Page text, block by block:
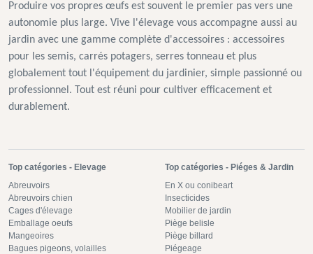
Produire vos propres œufs est souvent le premier pas vers une
autonomie plus large. Vive l'élevage vous accompagne aussi au
jardin avec une gamme complète d'accessoires : accessoires
pour les semis, carrés potagers, serres tonneau et plus
globalement tout l'équipement du jardinier, simple passionné ou
professionnel. Tout est réuni pour cultiver efficacement et
durablement.
Top catégories - Elevage
Abreuvoirs
Abreuvoirs chien
Cages d'élevage
Emballage oeufs
Mangeoires
Bagues pigeons, volailles
Top catégories - Piéges & Jardin
En X ou conibeart
Insecticides
Mobilier de jardin
Piège belisle
Piège billard
Piégeage